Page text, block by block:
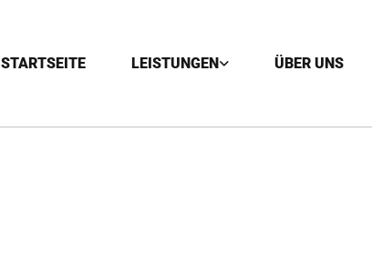
STARTSEITE LEISTUNGEN ÜBER UNS